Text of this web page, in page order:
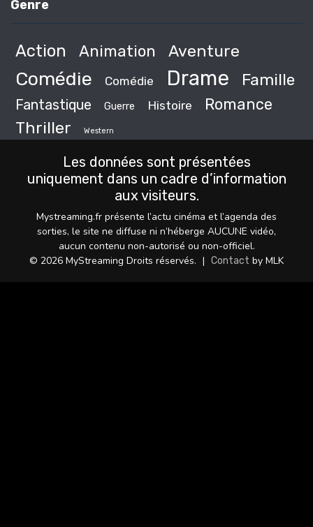
Genre
Action Animation Aventure
Comédie Comédie Drame Famille
Fantastique Guerre Histoire Romance
Thriller Western
Les données sont présentées
uniquement dans un cadre d’information
aux visiteurs.
Mystreaming.fr présente l’actu cinéma et l’agenda des
sorties, le site ne diffuse ni n’héberge AUCUNE vidéo,
aucun contenu non-autorisé ou non-officiel.
© 2026 MyStreaming Droits réservés. | Contact by MLK